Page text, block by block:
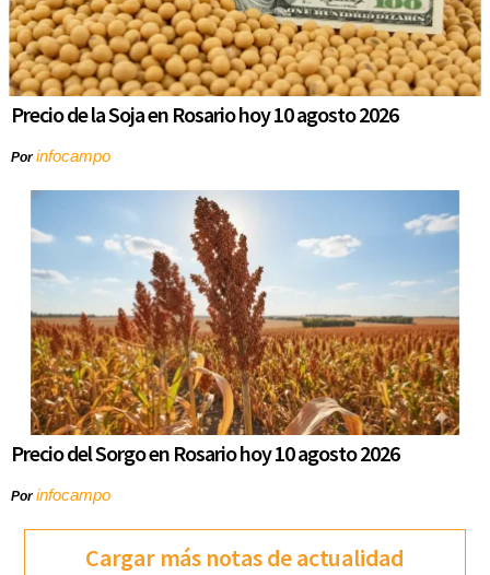
Precio de la Soja en Rosario hoy 10 agosto 2026
Porinfocampo
Precio del Sorgo en Rosario hoy 10 agosto 2026
Porinfocampo
Cargar más notas de actualidad